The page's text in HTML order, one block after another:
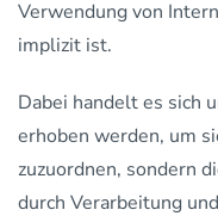
Verwendung von
implizit ist.
Dabei handelt es sich
erhoben werden, um
zuzuordnen, sondern
durch Verarbeitung